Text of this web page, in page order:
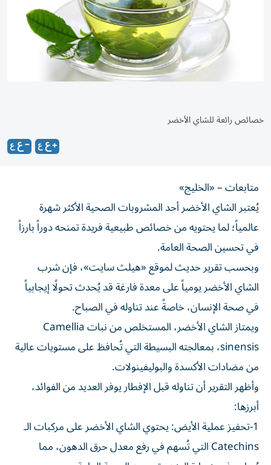
خصائص رائعة للشاي الأخضر
متابعات – «الخليج»
يُعتبر الشاي الأخضر أحد المشروبات الصحية الأكثر شهرة
عالمياً؛ لما يحتويه من خصائص طبيعية فريدة تمنحه دوراً بارزاً
في تحسين الصحة العامة.
وبحسب تقرير حديث لموقع «هيلث سايت»، فإن شرب
الشاي الأخضر يومياً على معدة فارغة قد يُحدث تحولًا إيجابياً
في صحة الإنسان، خاصةً عند تناوله في الصباح.
ويمتاز الشاي الأخضر، المستخلص من نبات Camellia
sinensis، بمعالجته البسيطة التي تُحافظ على مستويات عالية
من مضادات الأكسدة والبوليفينولات.
وأظهر التقرير أن تناوله قبل الإفطار يوفر العديد من الفوائد،
أبرزها:
1-تحفيز عملية الأيض: يحتوي الشاي الأخضر على مركبات الـ
Catechins التي تُسهم في رفع معدل حرق الدهون، مما